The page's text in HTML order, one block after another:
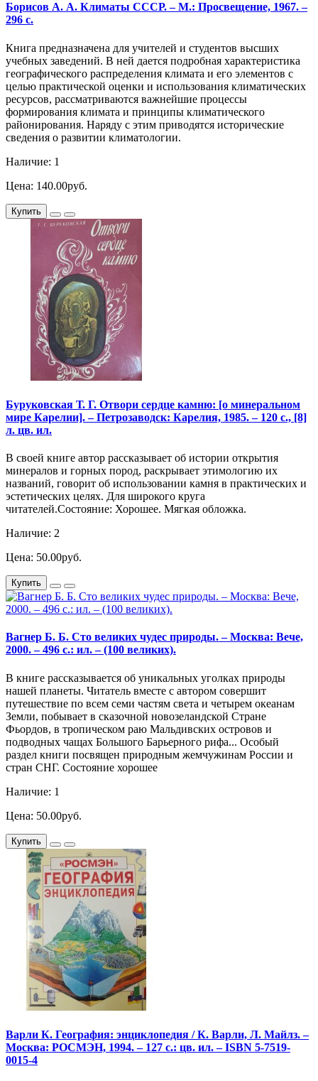
Борисов А. А. Климаты СССР. – М.: Просвещение, 1967. –
296 с.
Книга предназначена для учителей и студентов высших
учебных заведений. В ней дается подробная характеристика
географического распределения климата и его элементов с
целью практической оценки и использования климатических
ресурсов, рассматриваются важнейшие процессы
формирования климата и принципы климатического
районирования. Наряду с этим приводятся исторические
сведения о развитии климатологии.
Наличие: 1
Цена: 140.00руб.
Купить
Буруковская Т. Г. Отвори сердце камню: [о минеральном
мире Карелии]. – Петрозаводск: Карелия, 1985. – 120 с., [8]
л. цв. ил.
В своей книге автор рассказывает об истории открытия
минералов и горных пород, раскрывает этимологию их
названий, говорит об использовании камня в практических и
эстетических целях. Для широкого круга
читателей.Состояние: Хорошее. Мягкая обложка.
Наличие: 2
Цена: 50.00руб.
Купить
Вагнер Б. Б. Сто великих чудес природы. – Москва: Вече,
2000. – 496 с.: ил. – (100 великих).
В книге рассказывается об уникальных уголках природы
нашей планеты. Читатель вместе с автором совершит
путешествие по всем семи частям света и четырем океанам
Земли, побывает в сказочной новозеландской Стране
Фьордов, в тропическом раю Мальдивских островов и
подводных чащах Большого Барьерного рифа... Особый
раздел книги посвящен природным жемчужинам России и
стран СНГ. Состояние хорошее
Наличие: 1
Цена: 50.00руб.
Купить
Варли К. География: энциклопедия / К. Варли, Л. Майлз. –
Москва: РОСМЭН, 1994. – 127 с.: цв. ил. – ISBN 5-7519-
0015-4